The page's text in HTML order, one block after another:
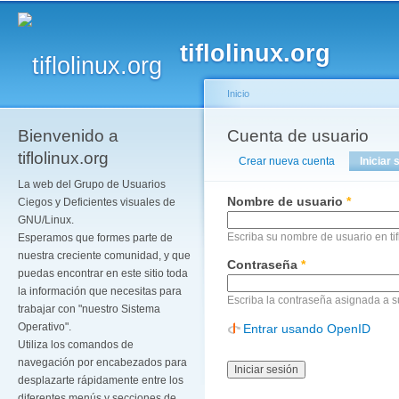
tiflolinux.org
Bienvenido a
tiflolinux.org
La web del Grupo de Usuarios
Ciegos y Deficientes visuales de
GNU/Linux.
Esperamos que formes parte de
nuestra creciente comunidad, y que
puedas encontrar en este sitio toda
la información que necesitas para
trabajar con "nuestro Sistema
Operativo".
Utiliza los comandos de
navegación por encabezados para
desplazarte rápidamente entre los
Se encuentra usted
Inicio
Cuenta de usuario
Solapas principales
Crear nueva cuenta Iniciar
Nombre de usuario *
Escriba su nombre de usuario en
Contraseña *
Escriba la contraseña asignada a
Entrar usando OpenID